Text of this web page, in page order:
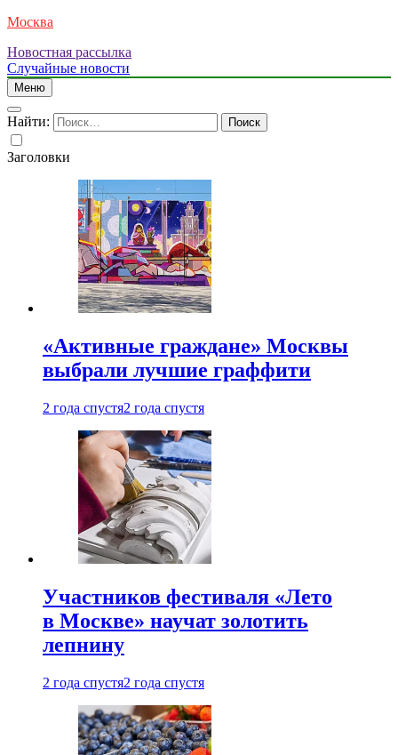
Москва
Новостная рассылка
Случайные новости
Меню
Найти:
Заголовки
«Активные граждане» Москвы
выбрали лучшие граффити
2 года спустя2 года спустя
Участников фестиваля «Лето
в Москве» научат золотить
лепнину
2 года спустя2 года спустя